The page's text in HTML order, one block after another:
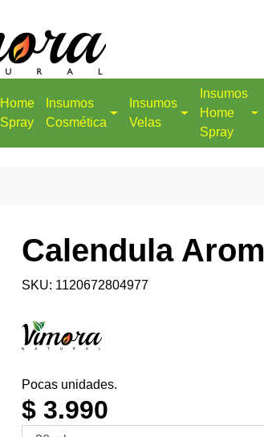
Home
Spray
Insumos
Cosmética
Insumos
Velas
Insumos
Home
Spray
Calendula
SKU: 1120672804977
Pocas unidades.
$ 3.990